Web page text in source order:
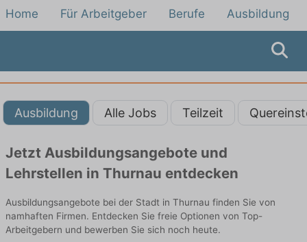
Home Für Arbeitgeber Berufe Ausbildung
Ausbildung Alle Jobs Teilzeit
Jetzt Ausbildungsangebote und
Lehrstellen in Thurnau entdecken
Ausbildungsangebote bei der Stadt in Thurnau finden Sie von
namhaften Firmen. Entdecken Sie freie Optionen von Top-
Arbeitgebern und bewerben Sie sich noch heute.